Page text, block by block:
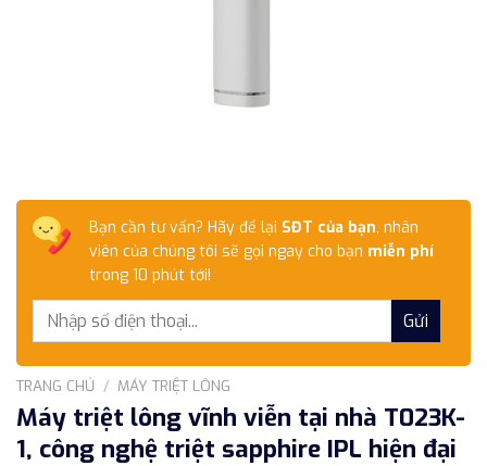
Bạn cần tư vấn? Hãy để lại SĐT của bạn, nhân
viên của chúng tôi sẽ gọi ngay cho bạn miễn phí
trong 10 phút tới!
TRANG CHỦ / MÁY TRIỆT LÔNG
Máy triệt lông vĩnh viễn tại nhà T023K-
1, công nghệ triệt sapphire IPL hiện đại